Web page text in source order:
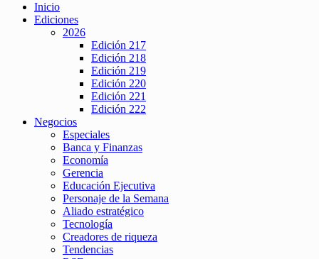
Inicio
Ediciones
2026
Edición 217
Edición 218
Edición 219
Edición 220
Edición 221
Edición 222
Negocios
Especiales
Banca y Finanzas
Economía
Gerencia
Educación Ejecutiva
Personaje de la Semana
Aliado estratégico
Tecnología
Creadores de riqueza
Tendencias